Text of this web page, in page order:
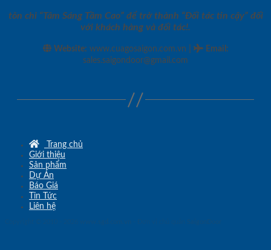
tôn chỉ “Tâm Sáng Tầm Cao” để trở thành “Đối tác tin cậy” đối
với khách hàng và đối tác!.
Website: www.cuagosaigon.com.vn Email :
sales.saigondoor@gmail.com
Trang chủ
Giới thiệu
Sản phẩm
Dự Án
Báo Giá
Tin Tức
Liên hệ